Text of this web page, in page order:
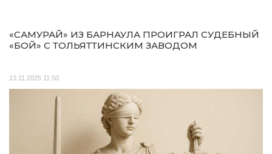
«САМУРАЙ» ИЗ БАРНАУЛА ПРОИГРАЛ СУДЕБНЫЙ
«БОЙ» С ТОЛЬЯТТИНСКИМ ЗАВОДОМ
13.11.2025 11:50